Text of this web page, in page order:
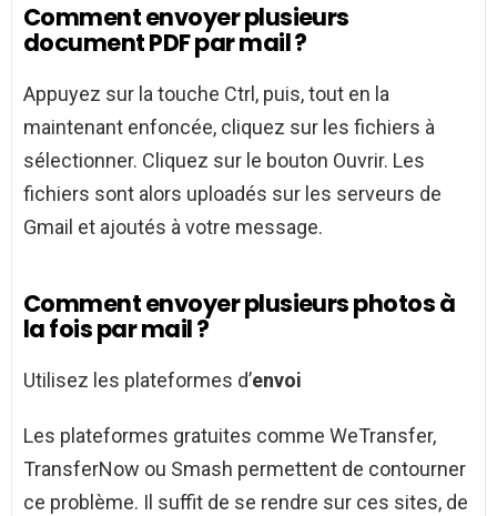
Comment envoyer plusieurs
document PDF par mail ?
Appuyez sur la touche Ctrl, puis, tout en la
maintenant enfoncée, cliquez sur les fichiers à
sélectionner. Cliquez sur le bouton Ouvrir. Les
fichiers sont alors uploadés sur les serveurs de
Gmail et ajoutés à votre message.
Comment envoyer plusieurs photos à
la fois par mail ?
Utilisez les plateformes d’envoi
Les plateformes gratuites comme WeTransfer,
TransferNow ou Smash permettent de contourner
ce problème. Il suffit de se rendre sur ces sites, de